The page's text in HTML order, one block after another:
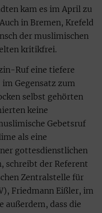
kam es im April zu
in Bremen, Krefeld
der muslimischen
kritikfrei.
Ruf eine tiefere
Gegensatz zum
selbst gehörten
keine
Gebetsruf
als eine
gottesdienstlichen
schreibt der Referent
Zentralstelle für
Friedmann Eißler, im
außerdem, dass die